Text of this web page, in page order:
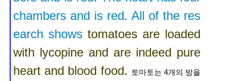
chambers and is red. All of the res
earch shows tomatoes are loaded
with lycopine and are indeed pure
heart and blood food.
토마토는 4개의 방을